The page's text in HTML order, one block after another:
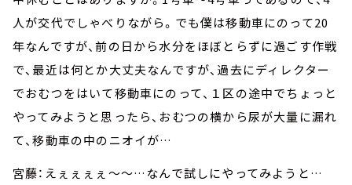
人が交代でしゃべりながら。でも僕は移動車にのって20
年なんですが、前の日から水分をほぼとらずに過ごす作戦
で、最近は何とか大丈夫なんですが、過去にディレクター
でおむつをはいて移動車にのって、１区の途中でちょっと
やってみようと思ったら、おむつの横から尿が大量に漏れ
て、移動車の中のニオイが…
宮藤：えぇぇぇぇ～～…なんで試しにやってみようと…